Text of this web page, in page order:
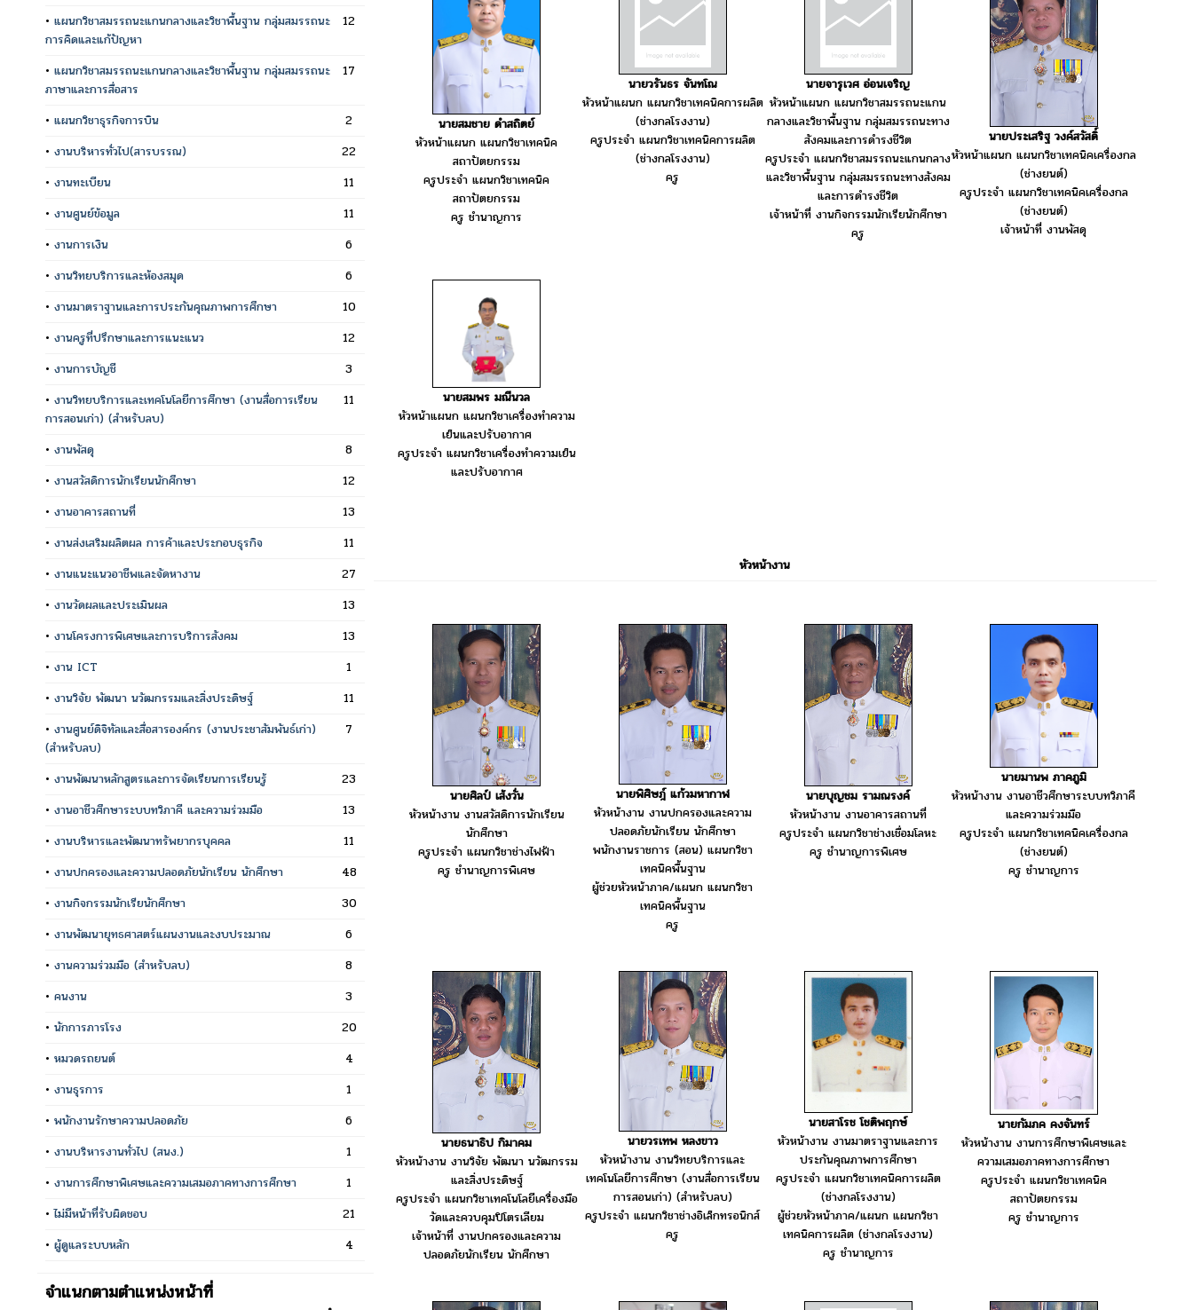
• แผนกวิชาสมรรถนะแกนกลางและวิชาพื้นฐาน กลุ่มสมรรถนะ
การคิดและแก้ปัญหา
12
• แผนกวิชาสมรรถนะแกนกลางและวิชาพื้นฐาน กลุ่มสมรรถนะ
ภาษาและการสื่อสาร
17
• แผนกวิชาธุรกิจการบิน
2
• งานบริหารทั่วไป(สารบรรณ)
22
• งานทะเบียน
11
• งานศูนย์ข้อมูล
11
• งานการเงิน
6
• งานวิทยบริการและห้องสมุด
6
• งานมาตราฐานและการประกันคุณภาพการศึกษา
10
• งานครูที่ปรึกษาและการแนะแนว
12
• งานการบัญชี
3
• งานวิทยบริการและเทคโนโลยีการศึกษา (งานสื่อการเรียน
การสอนเก่า) (สำหรับลบ)
11
• งานพัสดุ
8
• งานสวัสดิการนักเรียนนักศึกษา
12
• งานอาคารสถานที่
13
• งานส่งเสริมผลิตผล การค้าและประกอบธุรกิจ
11
• งานแนะแนวอาชีพและจัดหางาน
27
• งานวัดผลและประเมินผล
13
• งานโครงการพิเศษและการบริการสังคม
13
• งาน ICT
1
• งานวิจัย พัฒนา นวัฒกรรมและสิ่งประดิษฐ์
11
• งานศูนย์ดิจิทัลและสื่อสารองค์กร (งานประชาสัมพันธ์เก่า)
(สำหรับลบ)
7
• งานพัฒนาหลักสูตรและการจัดเรียนการเรียนรู้
23
• งานอาชีวศึกษาระบบทวิภาคี และความร่วมมือ
13
• งานบริหารและพัฒนาทรัพยากรบุคคล
11
• งานปกครองและความปลอดภัยนักเรียน นักศึกษา
48
• งานกิจกรรมนักเรียนักศึกษา
30
• งานพัฒนายุทธศาสตร์แผนงานและงบประมาณ
6
• งานความร่วมมือ (สำหรับลบ)
8
• คนงาน
3
• นักการภารโรง
20
• หมวดรถยนต์
4
• งานธุรการ
1
• พนักงานรักษาความปลอดภัย
6
• งานบริหารงานทั่วไป (สนง.)
1
• งานการศึกษาพิเศษและความเสมอภาคทางการศึกษา
1
•ไม่มีหน้าที่รับผิดชอบ
21
• ผู้ดูแลระบบหลัก 4
จำแนกตามตำแหน่งหน้าที่
นายสมชาย ดำสถิตย์
หัวหน้าแผนก แผนกวิชาเทคนิค
สถาปัตยกรรม
ครูประจำ แผนกวิชาเทคนิค
สถาปัตยกรรม
ครู ชำนาญการ
นายวรันธร จันทโณ
หัวหน้าแผนก แผนกวิชาเทคนิคการผลิต
(ช่างกลโรงงาน)
ครูประจำ แผนกวิชาเทคนิคการผลิต
(ช่างกลโรงงาน)
ครู
นายจารุเวศ อ่อนเจริญ
หัวหน้าแผนก แผนกวิชาสมรรถนะแกน
กลางและวิชาพื้นฐาน กลุ่มสมรรถนะทาง
สังคมและการดำรงชีวิต
ครูประจำ แผนกวิชาสมรรถนะแกนกลาง
และวิชาพื้นฐาน กลุ่มสมรรถนะทางสังคม
และการดำรงชีวิต
เจ้าหน้าที่ งานกิจกรรมนักเรียนักศึกษา
ครู
นายประเสริฐ วงค์สวัสดิ์
หัวหน้าแผนก แผนกวิชาเทคนิคเครื่องกล
(ช่างยนต์)
ครูประจำ แผนกวิชาเทคนิคเครื่องกล
(ช่างยนต์)
เจ้าหน้าที่ งานพัสดุ
นายสมพร มณีนวล
หัวหน้าแผนก แผนกวิชาเครื่องทำความ
เย็นและปรับอากาศ
ครูประจำ แผนกวิชาเครื่องทำความเย็น
และปรับอากาศ
หัวหน้างาน
นายศิลป์ เส้งวั่น
หัวหน้างาน งานสวัสดิการนักเรียน
นักศึกษา
ครูประจำ แผนกวิชาช่างไฟฟ้า
ครู ชำนาญการพิเศษ
นายพิศิษฎ์ แก้วมหากาฬ
หัวหน้างาน งานปกครองและความ
ปลอดภัยนักเรียน นักศึกษา
พนักงานราชการ (สอน) แผนกวิชา
เทคนิคพื้นฐาน
ผู้ช่วยหัวหน้าภาค/แผนก แผนกวิชา
เทคนิคพื้นฐาน
ครู
นายบุญชม รามณรงค์
หัวหน้างาน งานอาคารสถานที่
ครูประจำ แผนกวิชาช่างเชื่อมโลหะ
ครู ชำนาญการพิเศษ
นายมานพ ภาคภูมิ
หัวหน้างาน งานอาชีวศึกษาระบบทวิภาคี
และความร่วมมือ
ครูประจำ แผนกวิชาเทคนิคเครื่องกล
(ช่างยนต์)
ครู ชำนาญการ
นายธนาธิป กิมาคม
หัวหน้างาน งานวิจัย พัฒนา นวัฒกรรม
และสิ่งประดิษฐ์
ครูประจำ แผนกวิชาเทคโนโลยีเครื่องมือ
วัดและควบคุมปิโตรเลียม
เจ้าหน้าที่ งานปกครองและความ
ปลอดภัยนักเรียน นักศึกษา
นายวรเทพ หลงขาว
หัวหน้างาน งานวิทยบริการและ
เทคโนโลยีการศึกษา (งานสื่อการเรียน
การสอนเก่า) (สำหรับลบ)
ครูประจำ แผนกวิชาช่างอิเล็กทรอนิกส์
ครู
นายสาโรช โชติพฤกษ์
หัวหน้างาน งานมาตราฐานและการ
ประกันคุณภาพการศึกษา
ครูประจำ แผนกวิชาเทคนิคการผลิต
(ช่างกลโรงงาน)
ผู้ช่วยหัวหน้าภาค/แผนก แผนกวิชา
เทคนิคการผลิต (ช่างกลโรงงาน)
ครู ชำนาญการ
นายกัมภค คงจันทร์
หัวหน้างาน งานการศึกษาพิเศษและ
ความเสมอภาคทางการศึกษา
ครูประจำ แผนกวิชาเทคนิค
สถาปัตยกรรม
ครู ชำนาญการ